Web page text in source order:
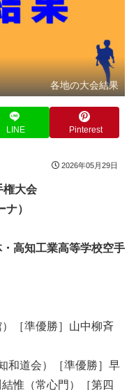
各地の大会結果
LINE Pinterest
2026年05月29日
権大会
）
高知工業高等学校空手
［準優勝］山中柳斉
和道会）［準優勝］早
惟（常心門）［第四